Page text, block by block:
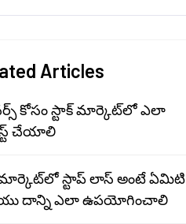
Articles
కోసం స్టాక్ మార్కెట్‍లో ఎలా
చేయాలి
మార్కెట్‍లో స్టాప్ లాస్ అంటే ఏమిటి
దాన్ని ఎలా ఉపయోగించాలి